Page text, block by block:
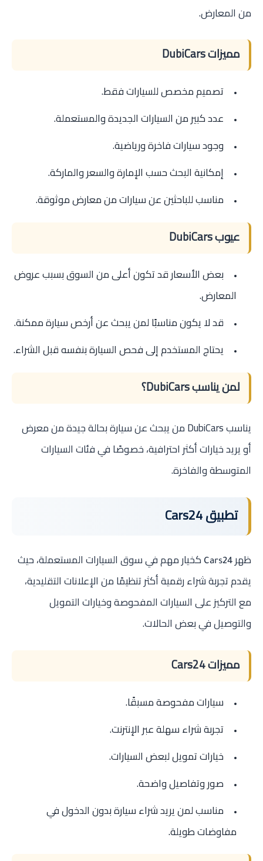
من المعارض.
مميزات DubiCars
تصميم مخصص للسيارات فقط.
عدد كبير من السيارات الجديدة والمستعملة.
وجود سيارات فاخرة ورياضية.
إمكانية البحث حسب الإمارة والسعر والماركة.
مناسب للباحثين عن سيارات من معارض موثوقة.
عيوب DubiCars
بعض الأسعار قد تكون أعلى من السوق بسبب عروض
المعارض.
قد لا يكون مناسبًا لمن يبحث عن أرخص سيارة ممكنة.
يحتاج المستخدم إلى فحص السيارة بنفسه قبل الشراء.
لمن يناسب DubiCars؟
يناسب DubiCars من يبحث عن سيارة بحالة جيدة من معرض
أو يريد خيارات أكثر احترافية، خصوصًا في فئات السيارات
المتوسطة والفاخرة.
تطبيق Cars24
ظهر Cars24 كخيار مهم في سوق السيارات المستعملة، حيث
يقدم تجربة شراء رقمية أكثر تنظيمًا من الإعلانات التقليدية،
مع التركيز على السيارات المفحوصة وخيارات التمويل
والتوصيل في بعض الحالات.
مميزات Cars24
سيارات مفحوصة مسبقًا.
تجربة شراء سهلة عبر الإنترنت.
خيارات تمويل لبعض السيارات.
صور وتفاصيل واضحة.
مناسب لمن يريد شراء سيارة بدون الدخول في
مفاوضات طويلة.